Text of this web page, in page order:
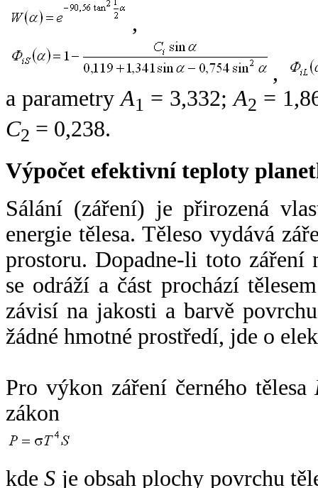
,
,
a parametryA1 = 3,332;A2 =
C2 = 0,238.
Výpočet efektivní teploty
Sálání (záření) je přirozená
energie tělesa. Těleso vydává
prostoru. Dopadne-li toto záření
se odráží a část prochází
závisí na jakosti a barvě
žádné hmotné prostředí, jde o
Pro výkon záření černého tělesa
zákon
kdeS je obsah plochy povrchu